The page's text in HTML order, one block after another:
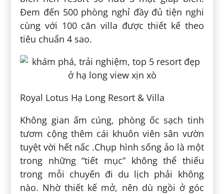
Đem đến 500 phòng nghỉ đầy đủ tiện nghi
cùng với 100 căn villa được thiết kế theo
tiêu chuẩn 4 sao.
Royal Lotus Hạ Long Resort & Villa
Không gian ấm cúng, phòng ốc sạch tinh
tươm cộng thêm cái khuôn viên sân vườn
tuyệt vời hết nấc .Chụp hình sống ảo là một
trong những “tiết mục” không thể thiếu
trong mỗi chuyến đi du lịch phải không
nào. Nhờ thiết kế mở, nên dù ngồi ở góc